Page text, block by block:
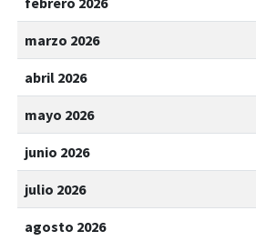
marzo 2026
abril 2026
mayo 2026
junio 2026
julio 2026
agosto 2026